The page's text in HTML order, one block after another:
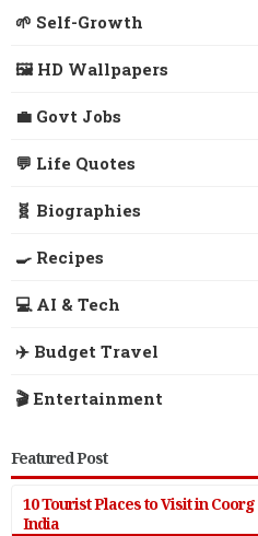
🌱 Self-Growth
🖼️ HD Wallpapers
💼 Govt Jobs
💬 Life Quotes
🧬 Biographies
🍳 Recipes
💻 AI & Tech
✈️ Budget Travel
🎬 Entertainment
Featured Post
10 Tourist Places to Visit in Coorg
India